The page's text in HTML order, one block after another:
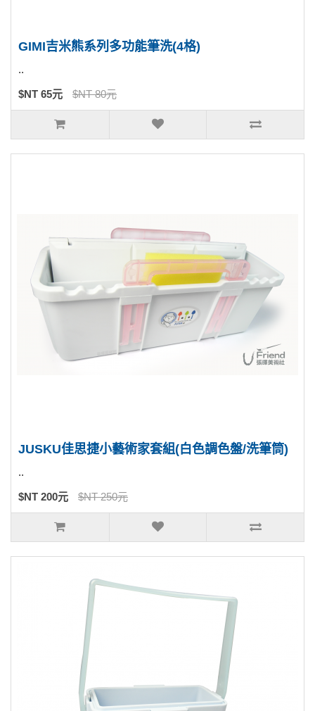
GIMI吉米熊系列多功能筆洗(4格)
..
$NT 65元 $NT 80元
JUSKU佳思捷小藝術家套組(白色調色盤/洗筆筒)
..
$NT 200元 $NT 250元